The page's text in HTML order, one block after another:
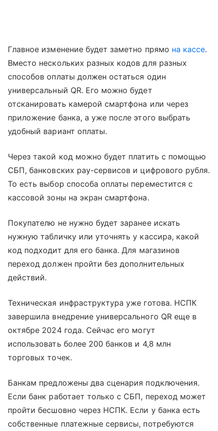
Главное изменение будет заметно прямо на кассе.
Вместо нескольких разных кодов для разных
способов оплаты должен остаться один
универсальный QR. Его можно будет
отсканировать камерой смартфона или через
приложение банка, а уже после этого выбрать
удобный вариант оплаты.
Через такой код можно будет платить с помощью
СБП, банковских pay-сервисов и цифрового рубля.
То есть выбор способа оплаты переместится с
кассовой зоны на экран смартфона.
Покупателю не нужно будет заранее искать
нужную табличку или уточнять у кассира, какой
код подходит для его банка. Для магазинов
переход должен пройти без дополнительных
действий.
Техническая инфраструктура уже готова. НСПК
завершила внедрение универсального QR еще в
октябре 2024 года. Сейчас его могут
использовать более 200 банков и 4,8 млн
торговых точек.
Банкам предложены два сценария подключения.
Если банк работает только с СБП, переход может
пройти бесшовно через НСПК. Если у банка есть
собственные платежные сервисы, потребуются